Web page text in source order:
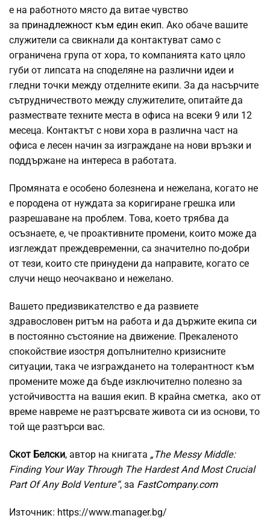
е на работното място да витае чувство
за принадлежност към един екип. Ако обаче вашите
служители са свикнали да контактуват само с
ограничена група от хора, то компанията като цяло
губи от липсата на споделяне на различни идеи и
гледни точки между отделните екипи. За да насърчите
сътрудничеството между служителите, опитайте да
размествате техните места в офиса на всеки 9 или 12
месеца. Контактът с нови хора в различна част на
офиса е лесен начин за изграждане на нови връзки и
поддържане на интереса в работата.
Промяната е особено болезнена и нежелана, когато не
е породена от нуждата за коригиране грешка или
разрешаване на проблем. Това, което трябва да
осъзнаете, е, че проактивните промени, които може да
изглеждат преждевременни, са значително по-добри
от тези, които сте принудени да направите, когато се
случи нещо неочаквано и нежелано.
Вашето предизвикателство е да развиете
здравословен ритъм на работа и да държите екипа си
в постоянно състояние на движение. Прекаленото
спокойствие изостря допълнително кризисните
ситуации, така че изграждането на толерантност към
промените може да бъде изключително полезно за
устойчивостта на вашия екип. В крайна сметка, ако от
време навреме не разтърсвате живота си из основи, то
той ще разтърси вас.
Скот Белски, автор на книгата „The Messy Middle:
Finding Your Way Through The Hardest And Most Crucial
Part Of Any Bold Venture“, за FastCompany.com
Източник: https://www.manager.bg/